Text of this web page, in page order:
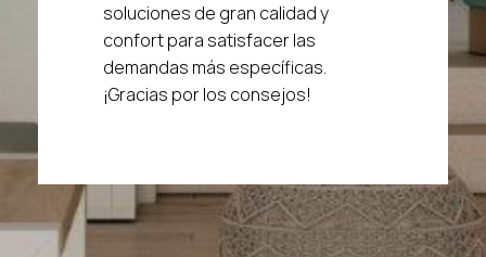
soluciones de gran calidad y
confort para satisfacer las
demandas más específicas.
¡Gracias por los consejos!